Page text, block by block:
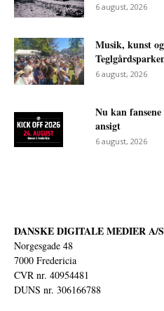
6 august, 2026
Musik, kunst
6 august, 2026
Nu kan
ansigt
6 august, 2026
DANSKE DIGITALE MEDIER A/S
Norgesgade 48
7000 Fredericia
CVR nr. 40954481
DUNS nr. 306166788